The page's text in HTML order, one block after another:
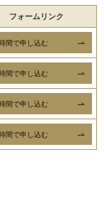
フォームリンク